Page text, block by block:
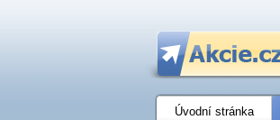
Úvodní stránka